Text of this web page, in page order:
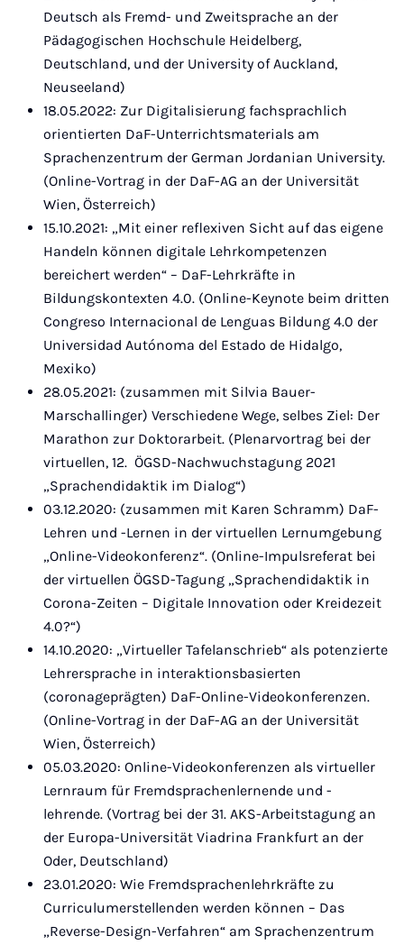
Deutsch als Fremd- und Zweitsprache an der
Pädagogischen Hochschule Heidelberg,
Deutschland, und der University of Auckland,
Neuseeland)
18.05.2022: Zur Digitalisierung fachsprachlich
orientierten DaF-Unterrichtsmaterials am
Sprachenzentrum der German Jordanian University.
(Online-Vortrag in der DaF-AG an der Universität
Wien, Österreich)
15.10.2021: „Mit einer reflexiven Sicht auf das eigene
Handeln können digitale Lehrkompetenzen
bereichert werden“ – DaF-Lehrkräfte in
Bildungskontexten 4.0. (Online-Keynote beim dritten
Congreso Internacional de Lenguas Bildung 4.0 der
Universidad Autónoma del Estado de Hidalgo,
Mexiko)
28.05.2021: (zusammen mit Silvia Bauer-
Marschallinger) Verschiedene Wege, selbes Ziel: Der
Marathon zur Doktorarbeit. (Plenarvortrag bei der
virtuellen, 12. ÖGSD-Nachwuchstagung 2021
„Sprachendidaktik im Dialog“)
03.12.2020: (zusammen mit Karen Schramm) DaF-
Lehren und -Lernen in der virtuellen Lernumgebung
„Online-Videokonferenz“. (Online-Impulsreferat bei
der virtuellen ÖGSD-Tagung „Sprachendidaktik in
Corona-Zeiten – Digitale Innovation oder Kreidezeit
4.0?“)
14.10.2020: „Virtueller Tafelanschrieb“ als potenzierte
Lehrersprache in interaktionsbasierten
(coronageprägten) DaF-Online-Videokonferenzen.
(Online-Vortrag in der DaF-AG an der Universität
Wien, Österreich)
05.03.2020: Online-Videokonferenzen als virtueller
Lernraum für Fremdsprachenlernende und -
lehrende. (Vortrag bei der 31. AKS-Arbeitstagung an
der Europa-Universität Viadrina Frankfurt an der
Oder, Deutschland)
23.01.2020: Wie Fremdsprachenlehrkräfte zu
Curriculumerstellenden werden können – Das
„Reverse-Design-Verfahren“ am Sprachenzentrum